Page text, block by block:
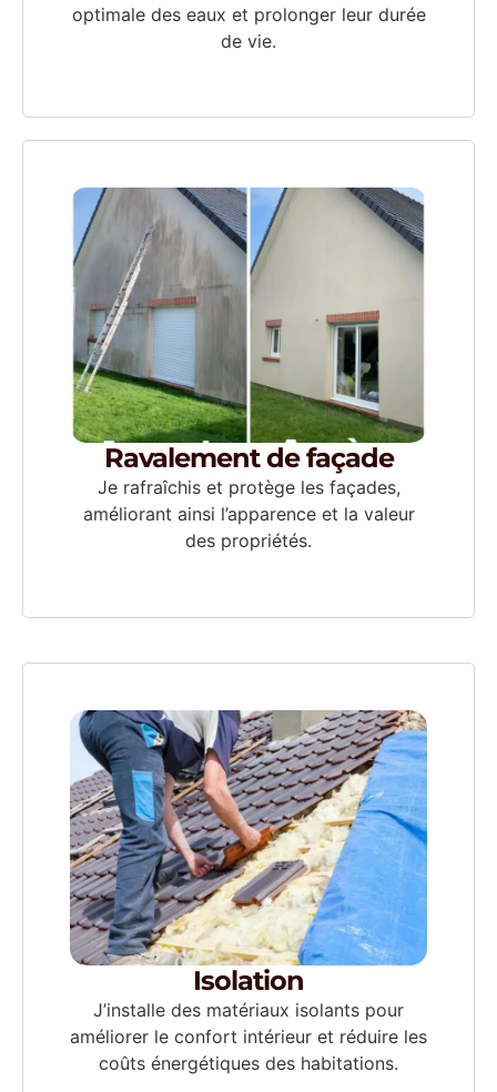
optimale des eaux et prolonger leur durée
de vie.
Ravalement de façade
Je rafraîchis et protège les façades,
améliorant ainsi l’apparence et la valeur
des propriétés.
Isolation
J’installe des matériaux isolants pour
améliorer le confort intérieur et réduire les
coûts énergétiques des habitations.